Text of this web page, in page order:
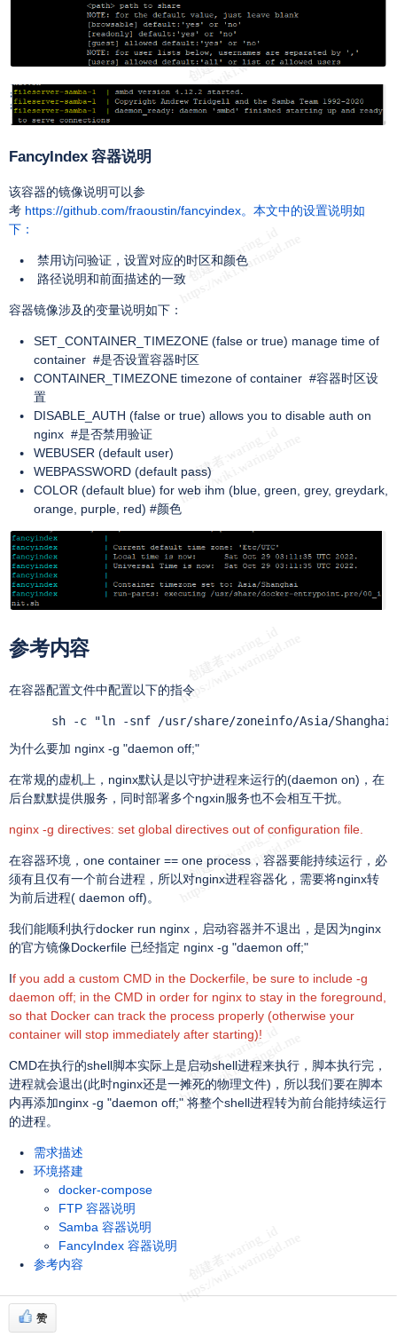
FancyIndex 容器说明
该容器的镜像说明可以参
考 https://github.com/fraoustin/fancyindex。本文中的设置说明如
下：
禁用访问验证，设置对应的时区和颜色
路径说明和前面描述的一致
容器镜像涉及的变量说明如下：
SET_CONTAINER_TIMEZONE (false or true) manage time of
container #是否设置容器时区
CONTAINER_TIMEZONE timezone of container #容器时区设
置
DISABLE_AUTH (false or true) allows you to disable auth on
nginx #是否禁用验证
WEBUSER (default user)
WEBPASSWORD (default pass)
COLOR (default blue) for web ihm (blue, green, grey, greydark,
orange, purple, red) #颜色
参考内容
在容器配置文件中配置以下的指令
sh -c "ln -snf /usr/share/zoneinfo/Asia/Shanghai /
为什么要加 nginx -g "daemon off;"
在常规的虚机上，nginx默认是以守护进程来运行的(daemon on)，在
后台默默提供服务，同时部署多个ngxin服务也不会相互干扰。
nginx -g directives: set global directives out of configuration file.
在容器环境，one container == one process，容器要能持续运行，必
须有且仅有一个前台进程，所以对nginx进程容器化，需要将nginx转
为前后进程( daemon off)。
我们能顺利执行docker run nginx，启动容器并不退出，是因为nginx
的官方镜像Dockerfile 已经指定 nginx -g "daemon off;"
If you add a custom CMD in the Dockerfile, be sure to include -g
daemon off; in the CMD in order for nginx to stay in the foreground,
so that Docker can track the process properly (otherwise your
container will stop immediately after starting)!
CMD在执行的shell脚本实际上是启动shell进程来执行，脚本执行完，
进程就会退出(此时nginx还是一摊死的物理文件)，所以我们要在脚本
内再添加nginx -g "daemon off;" 将整个shell进程转为前台能持续运行
的进程。
需求描述
环境搭建
docker-compose
FTP 容器说明
Samba 容器说明
FancyIndex 容器说明
参考内容
赞